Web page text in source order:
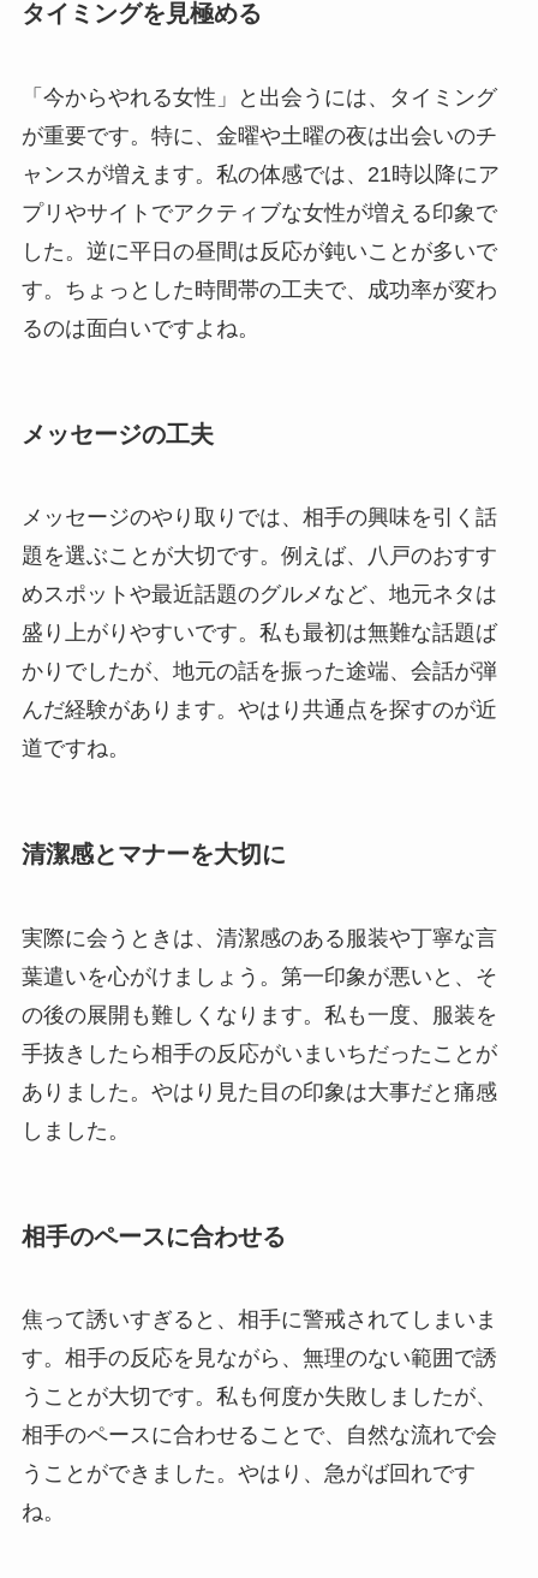
タイミングを見極める
「今からやれる女性」と出会うには、タイミング
が重要です。特に、金曜や土曜の夜は出会いのチ
ャンスが増えます。私の体感では、21時以降にア
プリやサイトでアクティブな女性が増える印象で
した。逆に平日の昼間は反応が鈍いことが多いで
す。ちょっとした時間帯の工夫で、成功率が変わ
るのは面白いですよね。
メッセージの工夫
メッセージのやり取りでは、相手の興味を引く話
題を選ぶことが大切です。例えば、八戸のおすす
めスポットや最近話題のグルメなど、地元ネタは
盛り上がりやすいです。私も最初は無難な話題ば
かりでしたが、地元の話を振った途端、会話が弾
んだ経験があります。やはり共通点を探すのが近
道ですね。
清潔感とマナーを大切に
実際に会うときは、清潔感のある服装や丁寧な言
葉遣いを心がけましょう。第一印象が悪いと、そ
の後の展開も難しくなります。私も一度、服装を
手抜きしたら相手の反応がいまいちだったことが
ありました。やはり見た目の印象は大事だと痛感
しました。
相手のペースに合わせる
焦って誘いすぎると、相手に警戒されてしまいま
す。相手の反応を見ながら、無理のない範囲で誘
うことが大切です。私も何度か失敗しましたが、
相手のペースに合わせることで、自然な流れで会
うことができました。やはり、急がば回れです
ね。